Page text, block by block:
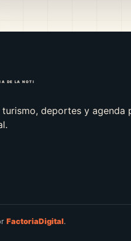
deportes y agenda
FactoriaDigital.